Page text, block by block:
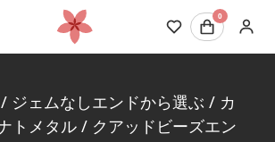
0
/ ジェムなしエンドから選ぶ / カ
トメタル/ クアッドビーズエン